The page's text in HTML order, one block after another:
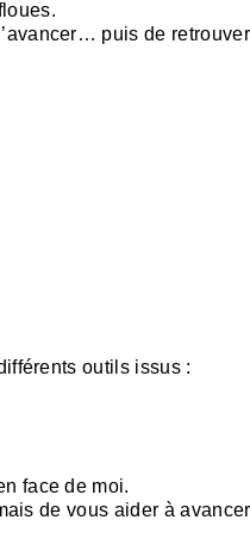
puis de
outils issus :
face de moi.
de vous aider à